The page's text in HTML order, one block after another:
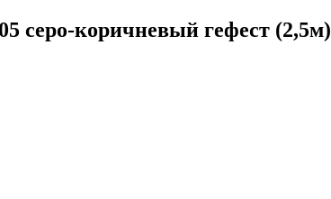
серо-коричневый гефест (2,5м)